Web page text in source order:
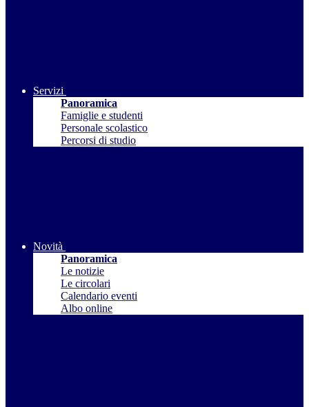
Servizi
Panoramica
Famiglie e studenti
Personale scolastico
Percorsi di studio
Novità
Panoramica
Le notizie
Le circolari
Calendario eventi
Albo online